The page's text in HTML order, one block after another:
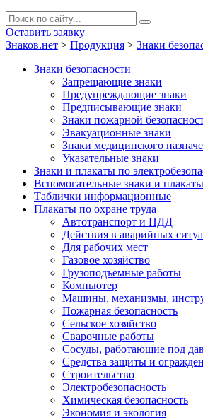
Оставить заявку
Знаков.нет > Продукция > Знаки
Знаки безопасности
Запрещающие знаки
Предупреждающие знаки
Предписывающие знаки
Знаки пожарной
Эвакуационные знаки
Знаки медицинского
Указательные знаки
Знаки и плакаты по
Вспомогательные знаки и плакаты
Таблички информационные
Плакаты по охране труда
Автотранспорт и ПДД
Действия в аварийных
Для рабочих мест
Газовое хозяйство
Грузоподъемные работы
Компьютер
Машины, механизмы,
Пожарная безопасность
Сельское хозяйство
Сварочные работы
Сосуды, работающие под
Средства защиты и
Строительство
Электробезопасность
Химическая безопасность
Экономия и экология